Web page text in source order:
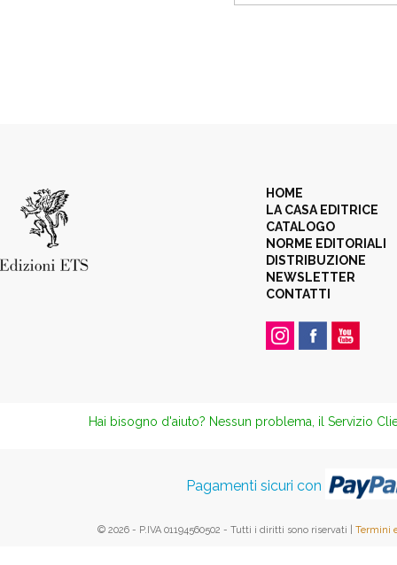
HOME
LA CASA EDITRICE
CATALOGO
NORME EDITORIALI
DISTRIBUZIONE
NEWSLETTER
CONTATTI
Hai bisogno d'aiuto? Nessun problema, il Servizio
Pagamenti sicuri con
© 2026 - P.IVA 01194560502 - Tutti i diritti sono riservati | Termini